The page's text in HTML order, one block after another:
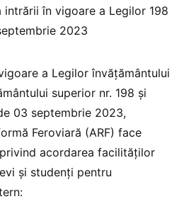
intrării în vigoare a Legilor 198
2023
a Legilor învățământului
superior nr. 198 și
03 septembrie 2023,
Feroviară (ARF) face
acordarea facilităților
și studenți pentru